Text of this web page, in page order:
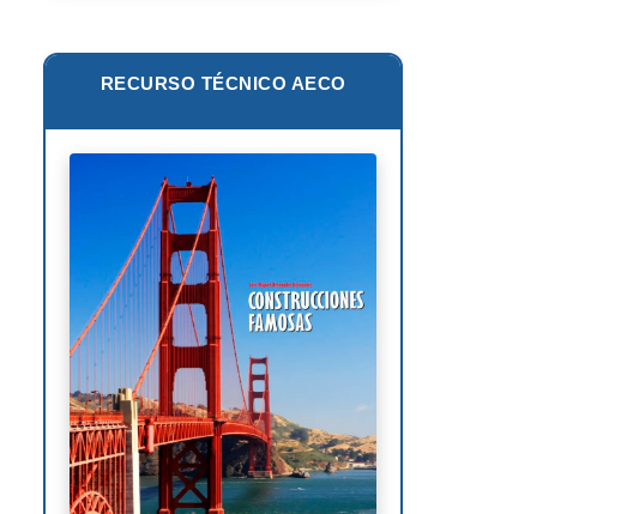
Oscar Niemeyer
Philip Johnson
Le Corbusier
William Pereira
Antoni Gaudí
Frank Lloyd Wright
Louis Sullivan
Miguel Ángel Buonarroti
RECURSO TÉCNICO AECO